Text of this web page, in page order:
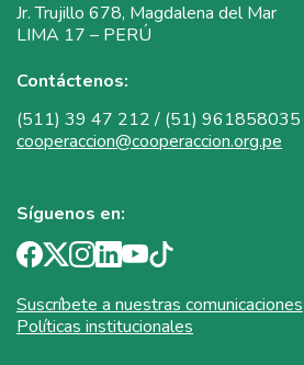
Jr. Trujillo 678, Magdalena del Mar
LIMA 17 – PERÚ
Contáctenos:
(511) 39 47 212 / (51) 961858035
cooperaccion@cooperaccion.org.pe
Síguenos en:
Suscríbete a nuestras comunicaciones
Políticas institucionales